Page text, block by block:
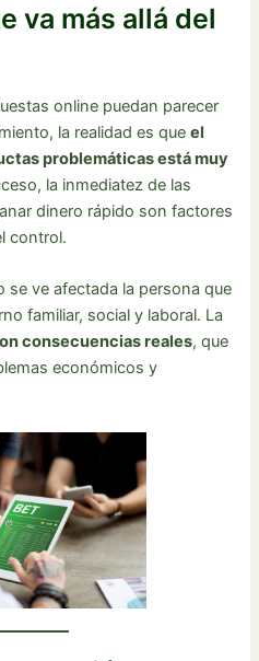
va más allá del
online puedan parecer
la realidad es queel
problemáticas está muy
la inmediatez de las
dinero rápido son factores
control.
se ve afectada la persona que
familiar, social y laboral. La
consecuencias reales, que
económicos y